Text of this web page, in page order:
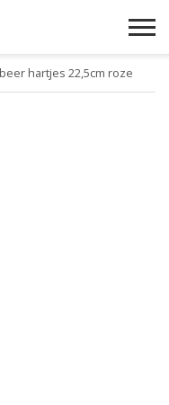
hartjes 22,5cm roze